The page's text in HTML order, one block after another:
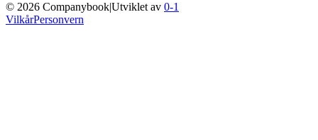
© 2026 Companybook|Utviklet av 0-1
VilkårPersonvern